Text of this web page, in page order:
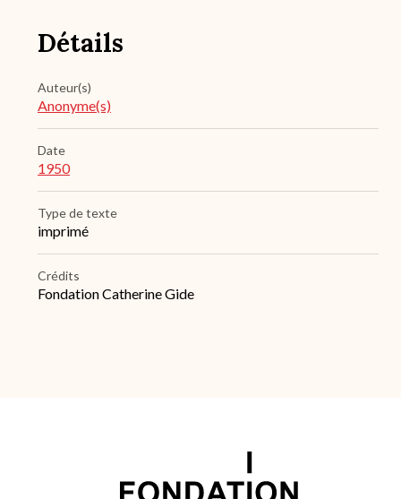
Détails
Auteur(s)
Anonyme(s)
Date
1950
Type de texte
imprimé
Crédits
Fondation Catherine Gide